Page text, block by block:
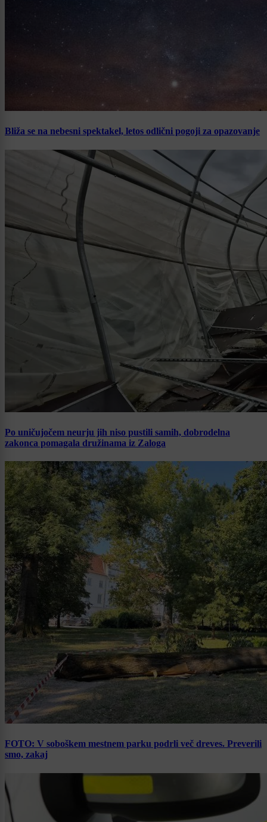
Bliža se na nebesni spektakel, letos odlični pogoji za opazovanje
Po uničujočem neurju jih niso pustili samih, dobrodelna
zakonca pomagala družinama iz Zaloga
FOTO: V soboškem mestnem parku podrli več dreves. Preverili
smo, zakaj